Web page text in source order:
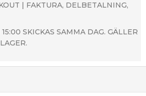
| FAKTURA, DELBETALNING,
SKICKAS SAMMA DAG. GÄLLER